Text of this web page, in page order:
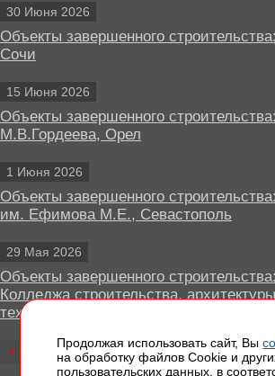
30 Июня 2026
Объекты завершенного
Сочи
15 Июня 2026
Объекты завершенного
М.В.Гордеева, Орел
1 Июня 2026
Объекты завершенного
им. Ефимова М.Е., Севастополь
29 Мая 2026
Объекты завершенного
Колледжа строительства,
технологий, Липецк
Все новости
Продолжая использовать сайт, Вы
на обработку файлов Сookie и
пользовательских данных, в